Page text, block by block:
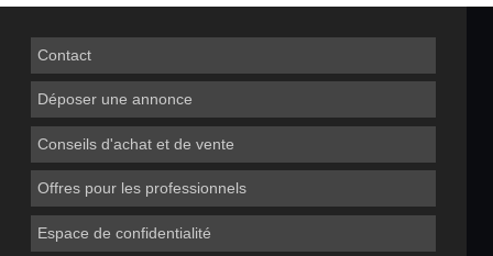
Contact
Déposer une annonce
Conseils d'achat et de vente
Offres pour les professionnels
Espace de confidentialité